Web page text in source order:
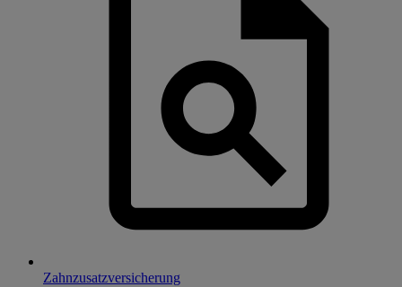
Zahnzusatzversicherung